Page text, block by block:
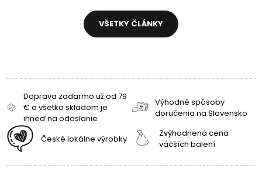
VŠETKY ČLÁNKY
Doprava zadarmo už od 79
€ a všetko skladom je
ihneď na odoslanie
Výhodné spôsoby
doručenia na Slovensko
České lokálne výrobky
Zvýhodnená cena
väčších balení